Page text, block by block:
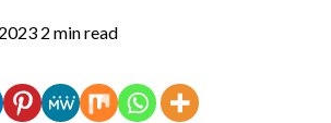
2 min read